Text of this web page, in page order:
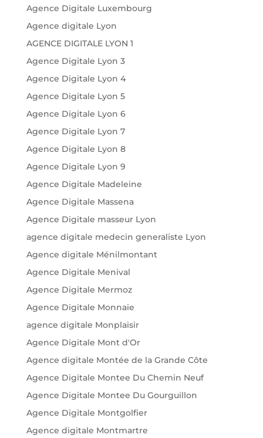
Agence Digitale Luxembourg
Agence digitale Lyon
AGENCE DIGITALE LYON 1
Agence Digitale Lyon 3
Agence Digitale Lyon 4
Agence Digitale Lyon 5
Agence Digitale Lyon 6
Agence Digitale Lyon 7
Agence Digitale Lyon 8
Agence Digitale Lyon 9
Agence Digitale Madeleine
Agence Digitale Massena
Agence Digitale masseur Lyon
agence digitale medecin generaliste Lyon
Agence digitale Ménilmontant
Agence Digitale Menival
Agence Digitale Mermoz
Agence Digitale Monnaie
agence digitale Monplaisir
Agence Digitale Mont d'Or
Agence digitale Montée de la Grande Côte
Agence Digitale Montee Du Chemin Neuf
Agence Digitale Montee Du Gourguillon
Agence Digitale Montgolfier
Agence digitale Montmartre